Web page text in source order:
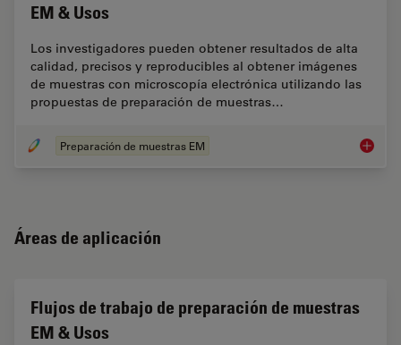
EM & Usos
Los investigadores pueden obtener resultados de alta
calidad, precisos y reproducibles al obtener imágenes
de muestras con microscopía electrónica utilizando las
propuestas de preparación de muestras…
Preparación de muestras EM Flujos
Áreas de aplicación
Flujos de trabajo de preparación de muestras
EM & Usos